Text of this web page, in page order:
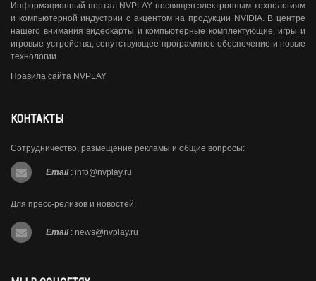
Информационный портал NVPLAY посвящен электронным технологиям
и компьютерной индустрии с акцентом на продукции NVIDIA. В центре
нашего внимания видеокарты и компьютерные комплектующие, игры и
игровые устройства, сопутствующее программное обеспечение и новые
технологии.
Правила сайта NVPLAY
КОНТАКТЫ
Сотрудничество, размещение рекламы и общие вопросы:
Email : info@nvplay.ru
Для пресс-релизов и новостей:
Email : news@nvplay.ru